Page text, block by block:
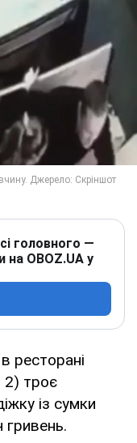
головного —
на OBOZ.UA у
в ресторані
2) троє
із сумки
гривень.